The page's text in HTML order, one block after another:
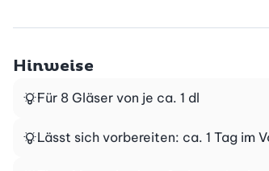
Hinweise
Für 8 Gläser von je ca. 1 dl
Lässt sich vorbereiten: ca. 1 Tag im